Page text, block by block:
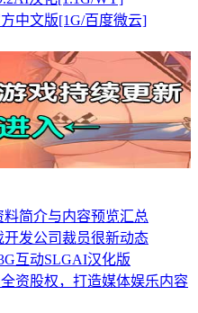
中文版[1G/百度微云]
简介与内容预览汇总
发公司裁员很新动态
互动SLGAI汉化版
资股权，打造媒体娱乐内容